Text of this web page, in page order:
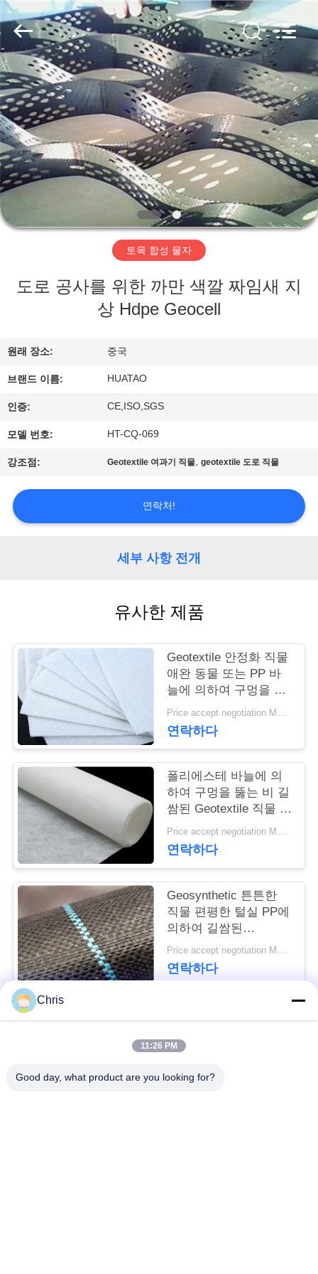
집
제
품
우
리
대
여
공
장
여
락
세
요
뉴
스
인
용
문
을
요
하
2020
2026
HUATAO
LOVER
All
Rights
Reserved.
토목 합성 물자
도로 공사를 위한 까만 색깔 짜임새 지
상 Hdpe Geocell
원래 장소: 중국
브랜드 이름: HUATAO
인증: CE,ISO,SGS
모델 번호: HT-CQ-069
강조점: Geotextile 여과기 직물,geotextile 도로 직물
연락처!
세부 사항 전개
유사한 제품
Geotextile 안정화 직물
애완 동물 또는 PP 바
늘에 의하여 구멍을 뚫
는 Geotextile 백색 노화
방지
Price accept negotiation MOQ:1sqm
연락하다
폴리에스테 바늘에 의
하여 구멍을 뚫는 비 길
쌈된 Geotextile 직물 비
길쌈된 반대로 - 산화 Price accept negotiation MOQ:100sq.m.
연락하다
Geosynthetic 튼튼한
직물 편평한 털실 PP에
의하여 길쌈된
Geotextile는을 위한 잔
디를 성장합니다 막습
니다
Price accept negotiation MOQ:1000 sq.m.
연락하다
비 부직물 산업용 롤러
Chris
11:26 PM
Good day, what product are you looking for?